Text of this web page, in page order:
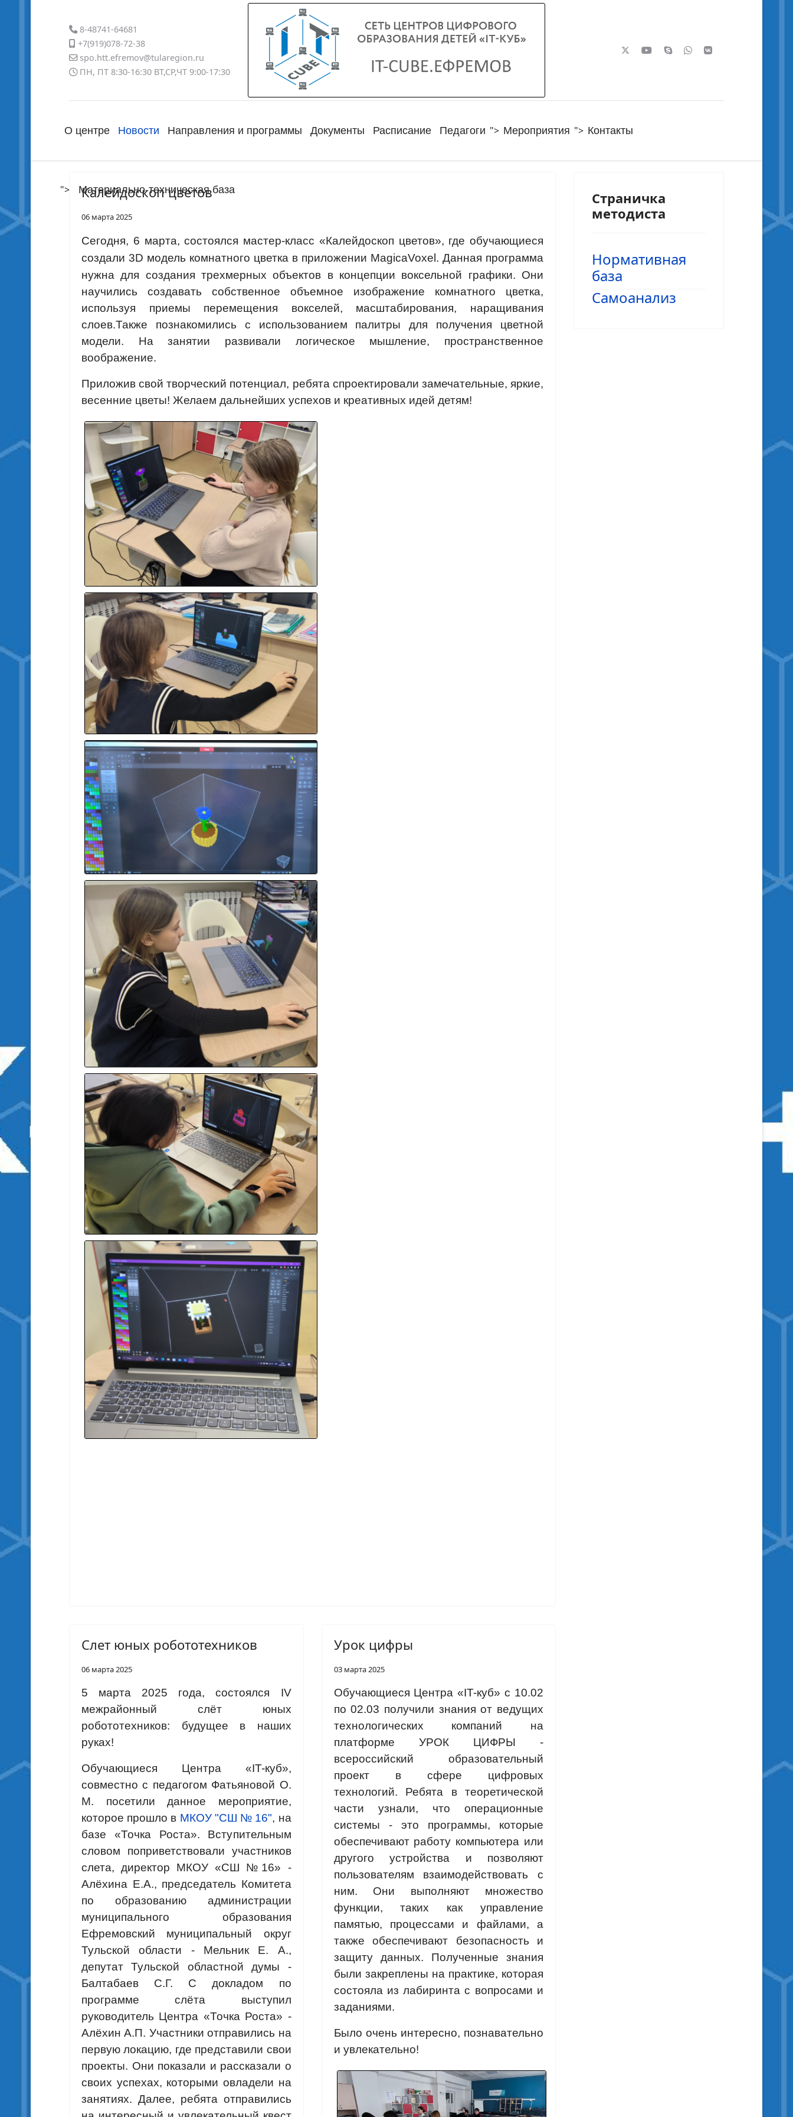
8-48741-64681
+7(919)078-72-38
spo.htt.efremov@tularegion.ru
ПН, ПТ 8:30-16:30 ВТ,СР,ЧТ 9:00-17:30
О центре Новости Направления и программы Документы Расписание Педагоги "> Мероприятия "> Контакты
"> Материально-техническая база
Калейдоскоп цветов
06 марта 2025
Сегодня, 6 марта, состоялся мастер-класс «Калейдоскоп цветов», где обучающиеся
создали 3D модель комнатного цветка в приложении MagicaVoxel. Данная программа
нужна для создания трехмерных объектов в концепции воксельной графики. Они
научились создавать собственное объемное изображение комнатного цветка,
используя приемы перемещения вокселей, масштабирования, наращивания
слоев.Также познакомились с использованием палитры для получения цветной
модели. На занятии развивали логическое мышление, пространственное
воображение.
Приложив свой творческий потенциал, ребята спроектировали замечательные, яркие,
весенние цветы! Желаем дальнейших успехов и креативных идей детям!
Слет юных робототехников
06 марта 2025
5 марта 2025 года, состоялся IV
межрайонный слëт юных
робототехников: будущее в наших
руках!
Обучающиеся Центра «IT-куб»,
совместно с педагогом Фатьяновой О.
М. посетили данное мероприятие,
которое прошло в МКОУ "СШ № 16", на
базе «Точка Роста». Вступительным
словом поприветствовали участников
слета, директор МКОУ «СШ №16» -
Алёхина Е.А., председатель Комитета
по образованию администрации
муниципального образования
Ефремовский муниципальный округ
Тульской области - Мельник Е. А.,
депутат Тульской областной думы -
Балтабаев С.Г. С докладом по
программе слëта выступил
руководитель Центра «Точка Роста» -
Алёхин А.П. Участники отправились на
первую локацию, где представили свои
проекты. Они показали и рассказали о
своих успехах, которыми овладели на
занятиях. Далее, ребята отправились
Урок цифры
03 марта 2025
Обучающиеся Центра «IT-куб» с 10.02
по 02.03 получили знания от ведущих
технологических компаний на
платформе УРОК ЦИФРЫ -
всероссийский образовательный
проект в сфере цифровых
технологий. Ребята в теоретической
части узнали, что операционные
системы - это программы, которые
обеспечивают работу компьютера или
другого устройства и позволяют
пользователям взаимодействовать с
ним. Они выполняют множество
функции‌, таких как управление
памятью, процессами и файлами, а
также обеспечивают безопасность и
защиту данных. Полученные знания
были закреплены на практике, которая
состояла из лабиринта с вопросами и
заданиями.
Было очень интересно, познавательно
и увлекательно!
Страничка
методиста
Нормативная
база
Самоанализ